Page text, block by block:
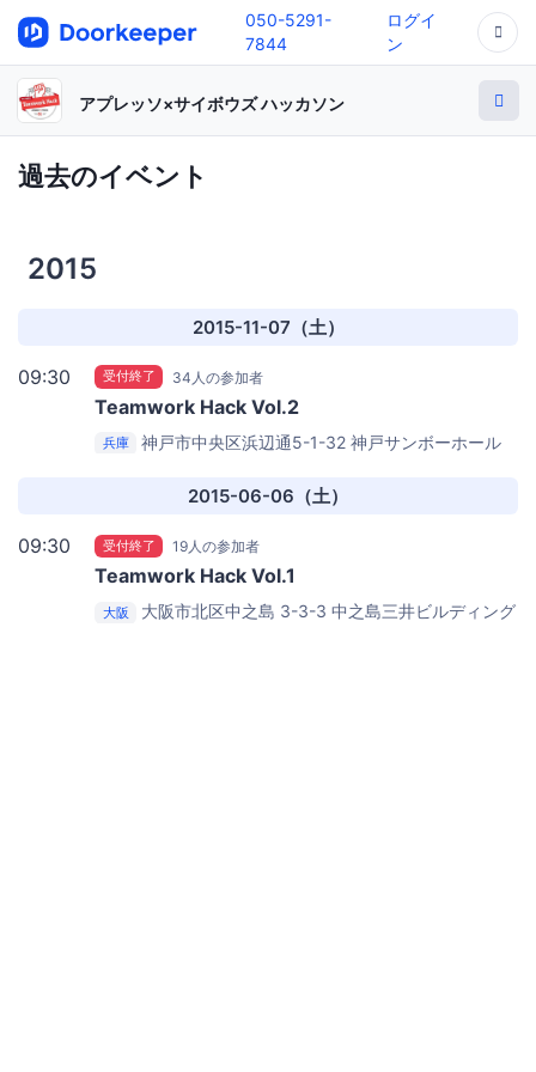
050-5291-
7844
ログイ
ン
アプレッソ×サイボウズ ハッカソン
過去のイベント
2015
2015-11-07（土）
09:30 受付終了 34人の参加者
Teamwork Hack Vol.2
兵庫 神戸市中央区浜辺通5-1-32 神戸サンボーホール
2015-06-06（土）
09:30 受付終了 19人の参加者
Teamwork Hack Vol.1
大阪
大阪市北区中之島 3-3-3 中之島三井ビルディング